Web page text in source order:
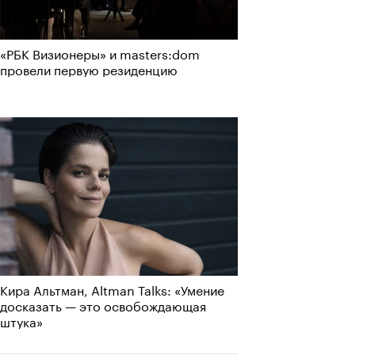
«РБК Визионеры» и masters:dom
провели первую резиденцию
Кира Альтман, Altman Talks: «Умение
досказать — это освобождающая
штука»